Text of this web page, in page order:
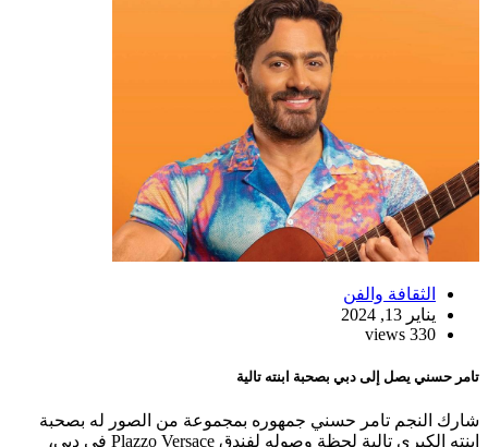
الثقافة والفن
يناير 13, 2024
330 views
تامر حسني يصل إلى دبي بصحبة ابنته تالية
شارك النجم تامر حسني جمهوره بمجموعة من الصور له بصحبة
ابنته الكبرى تالية لحظة وصوله لفندق Plazzo Versace في دبي،